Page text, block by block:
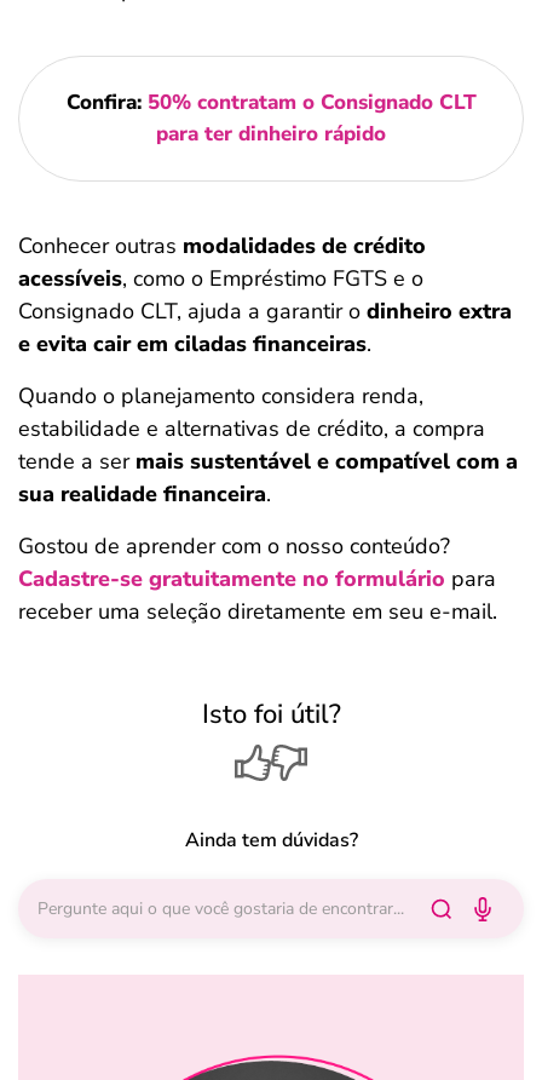
Confira: 50% contratam o Consignado CLT
para ter dinheiro rápido
Conhecer outras modalidades de crédito
acessíveis, como o Empréstimo FGTS e o
Consignado CLT, ajuda a garantir o dinheiro extra
e evita cair em ciladas financeiras.
Quando o planejamento considera renda,
estabilidade e alternativas de crédito, a compra
tende a ser mais sustentável e compatível com a
sua realidade financeira.
Gostou de aprender com o nosso conteúdo?
Cadastre-se gratuitamente no formulário para
receber uma seleção diretamente em seu e-mail.
Isto foi útil?
Ainda tem dúvidas?